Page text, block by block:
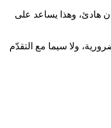
هادئ، وهذا يساعد على
ولا سيما مع التقدّم